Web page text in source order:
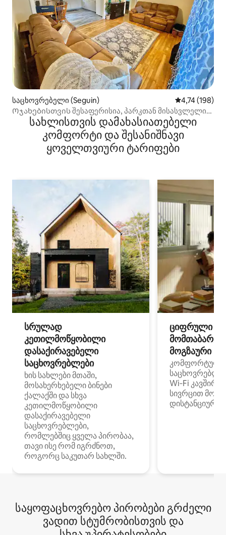
საცხოვრებელი (Seguin) საშუალო
4,74 (198)
Ოჯახებისთვის შესაფერისია, პარკთან მისასვლელი
გზა, სიმშვიდე
სახლისთვის დამახასიათებელი
კომფორტი და შესანიშნავი
ყოველთვიური ტარიფები
სრულად
კეთილმოწყობილი
დასაქირავებელი
საცხოვრებლები
ხის სახლები მთაში,
მოსახერხებელი ბინები
ქალაქში და სხვა
კეთილმოწყობილი
დასაქირავებელი
საცხოვრებლები,
რომლებშიც ყველა პირობაა,
თავი ისე რომ იგრძნოთ,
როგორც საკუთარ სახლში.
ციფრული
მოგზაური
კომფორტული
Wi‑Fi
სივრცით
დისტანციური
საყოფაცხოვრებო პირობები გრძელი
ვადით სტუმრობისთვის და